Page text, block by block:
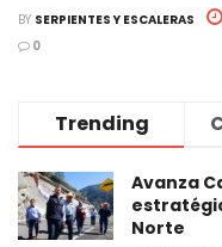
BY SERPIENTES Y ESCALERAS
0
Trending
Avanza
Norte